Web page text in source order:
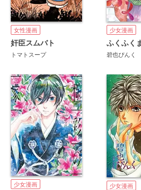
女性漫画
奸臣スムバト
トマトスープ
少女漫画
ふくふく
碧也ぴんく
少女漫画 少女漫画